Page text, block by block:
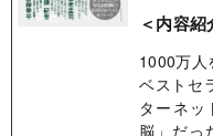
＜内容紹
1000万人
ベストセ
ターネ
脳」だっ